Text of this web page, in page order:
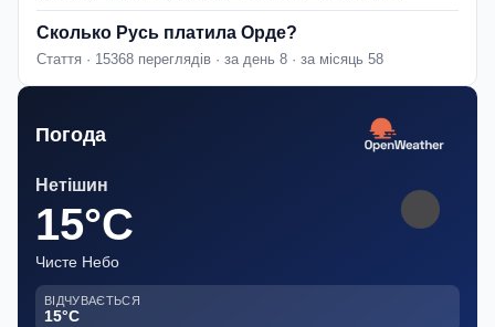
Сколько Русь платила Орде?
Стаття · 15368 переглядів · за день 8 · за місяць 58
Погода
Нетішин
15°C
Чисте Небо
ВІДЧУВАЄТЬСЯ
15°C